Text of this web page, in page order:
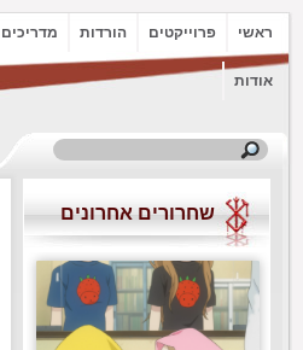
ראשי פרוייקטים הורדות מדריכים
אודות
שחרורים אחרונים